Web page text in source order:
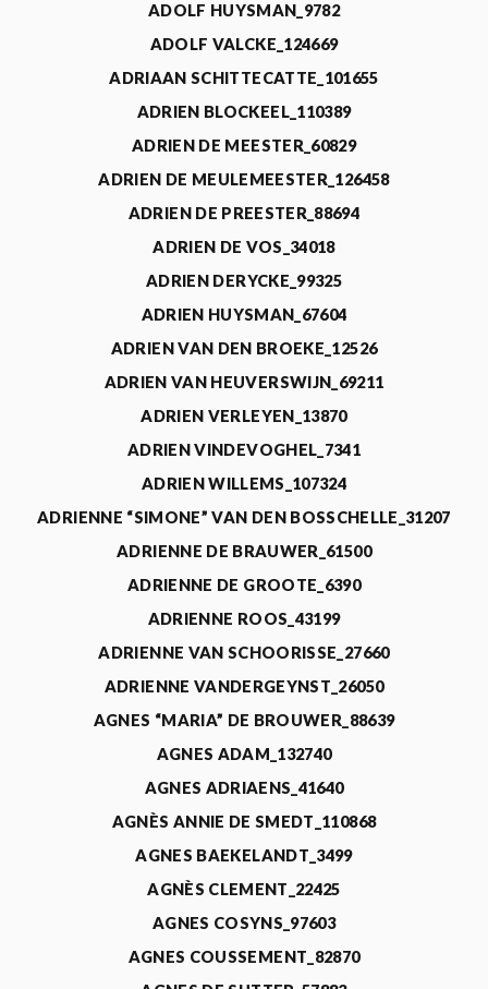
ADOLF HUYSMAN_9782
ADOLF VALCKE_124669
ADRIAAN SCHITTECATTE_101655
ADRIEN BLOCKEEL_110389
ADRIEN DE MEESTER_60829
ADRIEN DE MEULEMEESTER_126458
ADRIEN DE PREESTER_88694
ADRIEN DE VOS_34018
ADRIEN DERYCKE_99325
ADRIEN HUYSMAN_67604
ADRIEN VAN DEN BROEKE_12526
ADRIEN VAN HEUVERSWIJN_69211
ADRIEN VERLEYEN_13870
ADRIEN VINDEVOGHEL_7341
ADRIEN WILLEMS_107324
ADRIENNE “SIMONE” VAN DEN BOSSCHELLE_31207
ADRIENNE DE BRAUWER_61500
ADRIENNE DE GROOTE_6390
ADRIENNE ROOS_43199
ADRIENNE VAN SCHOORISSE_27660
ADRIENNE VANDERGEYNST_26050
AGNES “MARIA” DE BROUWER_88639
AGNES ADAM_132740
AGNES ADRIAENS_41640
AGNÈS ANNIE DE SMEDT_110868
AGNES BAEKELANDT_3499
AGNÈS CLEMENT_22425
AGNES COSYNS_97603
AGNES COUSSEMENT_82870